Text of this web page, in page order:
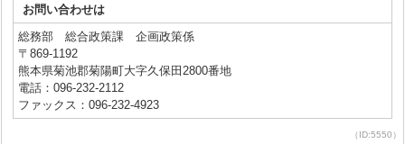
お問い合わせは
総務部 総合政策課 企画政策係
〒869-1192
熊本県菊池郡菊陽町大字久保田2800番地
電話：096-232-2112
ファックス：096-232-4923
（ID:5550）